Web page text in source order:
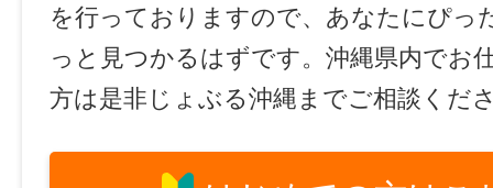
を行っておりますので、あなたにぴっ
っと見つかるはずです。沖縄県内でお
方は是非じょぶる沖縄までご相談くだ